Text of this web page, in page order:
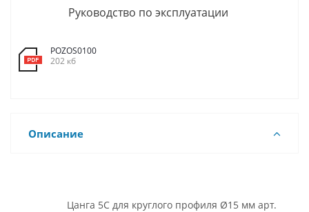
Руководство по эксплуатации
POZOS0100
202 кб
Описание
Цанга 5С для круглого профиля Ø15 мм арт.